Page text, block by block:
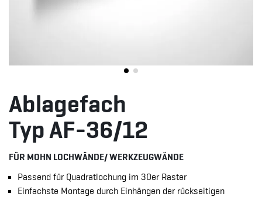
Ablagefach
Typ AF-36/12
FÜR MOHN LOCHWÄNDE/ WERKZEUGWÄNDE
Passend für Quadratlochung im 30er Raster
Einfachste Montage durch Einhängen der rückseitigen